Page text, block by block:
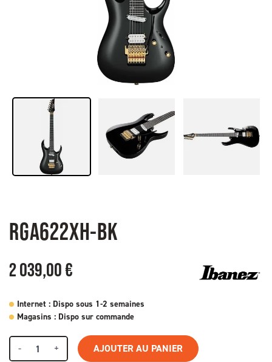
RGA622XH-BK
2 039,00 €
Internet : Dispo sous 1-2 semaines
Magasins : Dispo sur commande
- + AJOUTER AU PANIER